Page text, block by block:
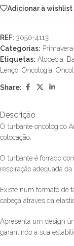
Adicionar à wishlist
REF: 3050-4113
Categorias:
Etiquetas: Alopecia
Lenço Oncologia
Share:
Descrição
O turbante oncológico
colocação.
O turbante é forrado
respiração adequada
Existe num formato de
cabeça através da
Apresenta um design
garantindo a sua